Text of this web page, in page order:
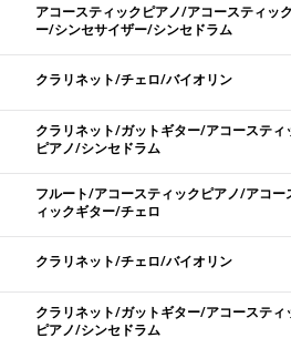
アコースティックピアノ/アコースティッ
ー/シンセサイザー/シンセドラム
クラリネット/チェロ/バイオリン
クラリネット/ガットギター/アコースティ
ピアノ/シンセドラム
フルート/アコースティックピアノ/アコー
ィックギター/チェロ
クラリネット/チェロ/バイオリン
クラリネット/ガットギター/アコースティ
ピアノ/シンセドラム